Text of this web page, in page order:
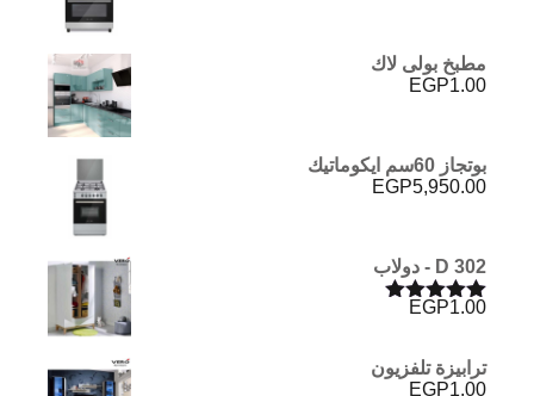
مطبخ بولى لاك
EGP1.00
بوتجاز 60سم ايكوماتيك
EGP5,950.00
D 302 - دولاب
تم التقييم
EGP1.00
ترابيزة تلفزيون
EGP1.00